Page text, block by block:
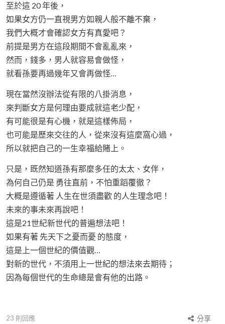
至於這 20 年後，
如果女方仍一直視男方如親人般不離不棄，
我們大概才會確認女方有真愛吧？
前提是男方在這段期間不會亂亂來，
然而，錢多，男人就容易會做怪，
就看孫要再過幾年又會再做怪…
現在當然沒辦法從有限的八掛消息，
來判斷女方是何理由要成就這老少配，
有可能很是有心機，就是這樣佈局，
也可能是歷來交往的人，從來沒有這麼窩心過，
所以就把自己的一生幸福給賭上。
只是，既然知道孫有那麼多任的太太、女伴，
為何自己仍是 勇往直前，不怕重蹈覆徹？
大概是遵循著 人生在世須盡歡 的人生理念吧！
未來的事未來再說吧！
這是21世紀新世代的普遍想法吧！
如果有著 先天下之憂而憂 的態度，
這是上一個世紀的價值觀…
對新的世代，不須用上一世紀的想法來去期待；
因為每個世代的生命總是會有他的出路。
23 則回應
分享